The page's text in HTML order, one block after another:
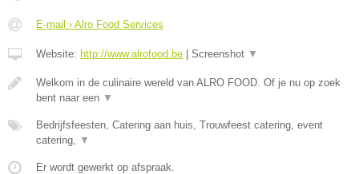
E-mail › Alro Food Services
Website: http://www.alrofood.be Screenshot ▼
Welkom in de culinaire wereld van ALRO FOOD. Of je nu op zoek
bent naar een ▼
Bedrijfsfeesten, Catering aan huis, Trouwfeest catering, event
catering,
▼
Er wordt gewerkt op afspraak.